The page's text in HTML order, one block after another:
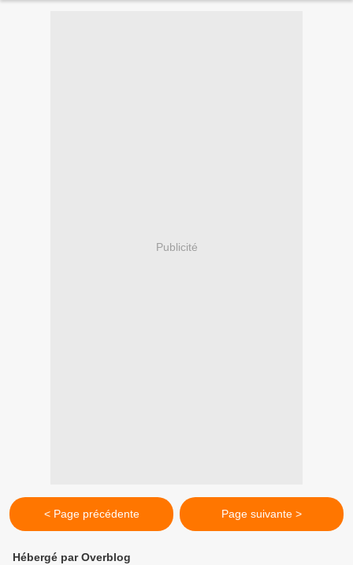
Publicité
< Page précédente Page suivante >
Hébergé par Overblog